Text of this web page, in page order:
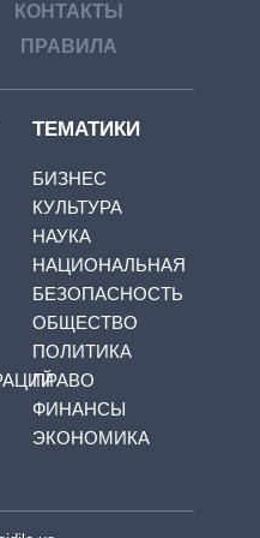
КОНТАКТЫ
ПРАВИЛА
ТЕМАТИКИ
БИЗНЕС
КУЛЬТУРА
НАУКА
НАЦИОНАЛЬНАЯ
БЕЗОПАСНОСТЬ
ОБЩЕСТВО
ПОЛИТИКА
ПРАВО
ФИНАНСЫ
ЭКОНОМИКА